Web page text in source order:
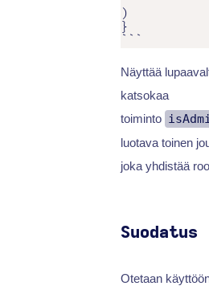
)
}
```
Näyttää
katsokaa
toiminto
luotava toinen
joka yhdistää
Suodatus
Otetaan